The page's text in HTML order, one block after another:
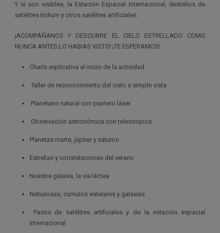
Y si son visibles, la Estación Espacial Internacional, destellos de
satélites Iridium y otros satélites artificiales.
¡ACOMPÁÑANOS Y DESCUBRE EL CIELO ESTRELLADO COMO
NUNCA ANTES LO HABIAS VISTO! ¡TE ESPERAMOS!
Charla explicativa al inicio de la actividad
Taller de reconocimiento del cielo a simple vista
Planetario natural con puntero láser
Observación astronómica con telescopios
Planetas marte, júpiter y saturno
Estrellas y constelaciones del verano
Nuestra galaxia, la vía láctea
Nebulosas, cúmulos estelares y galaxias
Pasos de satélites artificiales y de la estación espacial
internacional